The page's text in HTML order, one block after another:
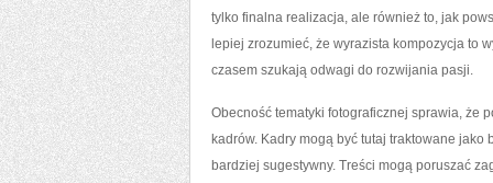
tylko finalna realizacja, ale również to, jak
lepiej zrozumieć, że wyrazista kompozycja to
czasem szukają odwagi do rozwijania pasji.
Obecność tematyki fotograficznej sprawia, że
kadrów. Kadry mogą być tutaj traktowane
bardziej sugestywny. Treści mogą poruszać